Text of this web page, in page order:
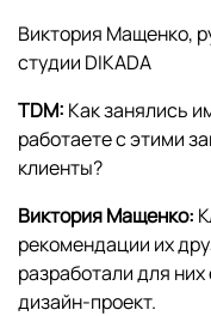
Виктория Мащенко,
студии DIKADA
TDM: Как занялись
работаете с этими
клиенты?
Виктория Мащенко:
рекомендации их
разработали для
дизайн-проект.